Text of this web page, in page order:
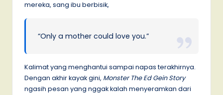
mereka, sang ibu berbisik,
“Only a mother could love you.”
Kalimat yang menghantui sampai napas terakhirnya.
Dengan akhir kayak gini, Monster The Ed Gein Story
ngasih pesan yang nggak kalah menyeramkan dari